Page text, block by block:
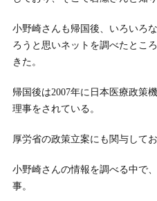
小野崎さんも帰国後、いろいろ
ろうと思いネットを調べたとこ
きた。
帰国後は2007年に日本医療政策
理事をされている。
厚労省の政策立案にも関与して
小野崎さんの情報を調べる中で
事。